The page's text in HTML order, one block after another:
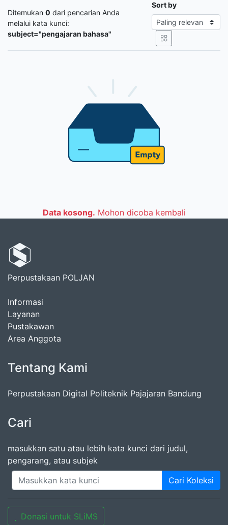
Ditemukan 0 dari pencarian Anda
melalui kata kunci:
subject="pengajaran bahasa"
Sort by
Data kosong. Mohon dicoba kembali
Perpustakaan POLJAN
Informasi
Layanan
Pustakawan
Area Anggota
Tentang Kami
Perpustakaan Digital Politeknik Pajajaran Bandung
Cari
masukkan satu atau lebih kata kunci dari judul,
pengarang, atau subjek
Cari Koleksi
Donasi untuk SLiMS